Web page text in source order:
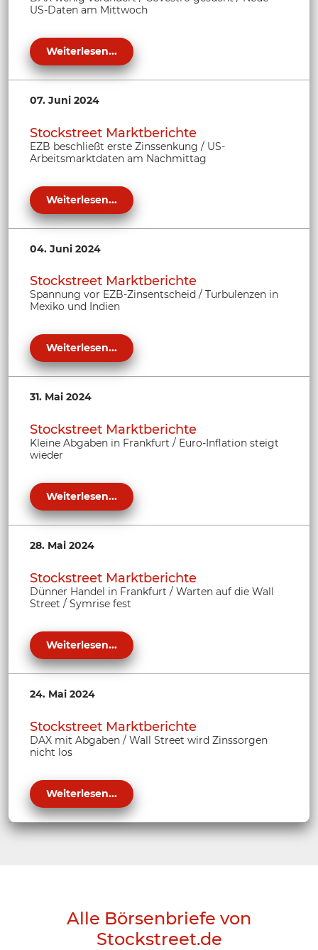
US-Daten am Mittwoch
Weiterlesen...
07. Juni 2024
Stockstreet Marktberichte
EZB beschließt erste Zinssenkung / US-
Arbeitsmarktdaten am Nachmittag
Weiterlesen...
04. Juni 2024
Stockstreet Marktberichte
Spannung vor EZB-Zinsentscheid / Turbulenzen in
Mexiko und Indien
Weiterlesen...
31. Mai 2024
Stockstreet Marktberichte
Kleine Abgaben in Frankfurt / Euro-Inflation steigt
wieder
Weiterlesen...
28. Mai 2024
Stockstreet Marktberichte
Dünner Handel in Frankfurt / Warten auf die Wall
Street / Symrise fest
Weiterlesen...
24. Mai 2024
Stockstreet Marktberichte
DAX mit Abgaben / Wall Street wird Zinssorgen
nicht los
Weiterlesen...
Alle Börsenbriefe von
Stockstreet.de